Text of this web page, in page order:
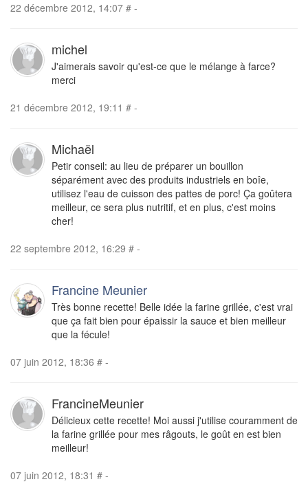
22 décembre 2012, 14:07 # -
michel
J'aimerais savoir qu'est-ce que le mélange à farce?
merci
21 décembre 2012, 19:11 # -
Michaël
Petir conseil: au lieu de préparer un bouillon
séparément avec des produits industriels en boîe,
utilisez l'eau de cuisson des pattes de porc! Ça goûtera
meilleur, ce sera plus nutritif, et en plus, c'est moins
cher!
22 septembre 2012, 16:29 # -
Francine Meunier
Très bonne recette! Belle idée la farine grillée, c'est vrai
que ça fait bien pour épaissir la sauce et bien meilleur
que la fécule!
07 juin 2012, 18:36 # -
FrancineMeunier
Délicieux cette recette! Moi aussi j'utilise couramment de
la farine grillée pour mes râgouts, le goût en est bien
meilleur!
07 juin 2012, 18:31 # -